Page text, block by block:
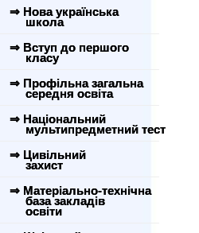
⇒ Нова українська
школа
⇒ Вступ до першого
класу
⇒ Профільна загальна
середня освіта
⇒ Національний
мультипредметний тест
⇒ Цивільний
захист
⇒ Матеріально-технічна
база закладів
освіти